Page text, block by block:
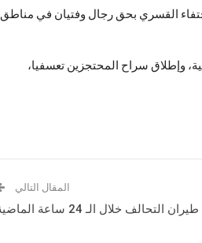
القسري بحق رجال وفتيان في مناطق
وإطلاق سراح المحتجزين تعسفيا،
المقال التالي
التحالف خلال الـ 24 ساعة الماضية